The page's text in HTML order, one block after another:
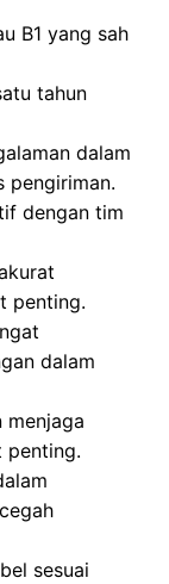
B1 yang sah
tahun
dalam
pengiriman.
dengan tim
penting.
dalam
menjaga
penting.
sesuai